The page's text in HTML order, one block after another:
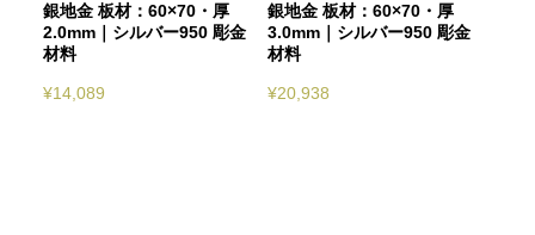
銀地金 板材：60×70・厚
2.0mm｜シルバー950 彫金
材料
¥14,089
銀地金 板材：60×70・厚
3.0mm｜シルバー950 彫金
材料
¥20,938